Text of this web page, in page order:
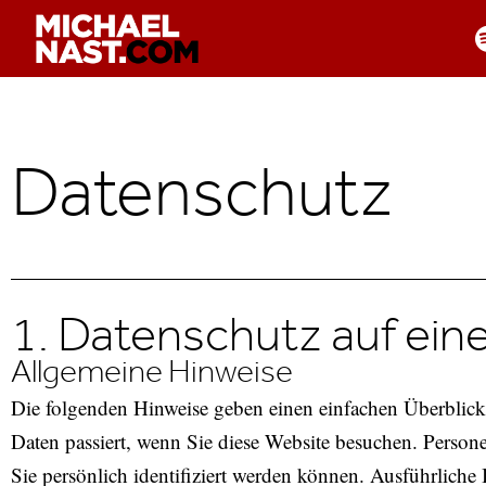
Zum
Inhalt
springen
Datenschutz
1. Datenschutz auf
Allgemeine Hinweise
Die folgenden Hinweise geben einen einfachen
Daten passiert, wenn Sie diese Website besuchen.
Sie persönlich identifiziert werden können.